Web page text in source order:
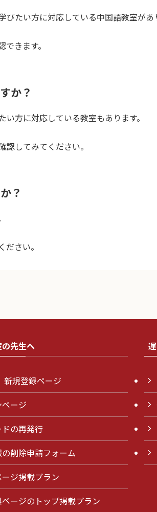
たい方に対応している中国語教室があ
きます。
か？
方に対応している教室もあります。
してみてください。
？
さい。
先生へ
新規登録ページ
ージ
の再発行
削除申請フォーム
ージ掲載プラン
ージのトップ掲載プラン